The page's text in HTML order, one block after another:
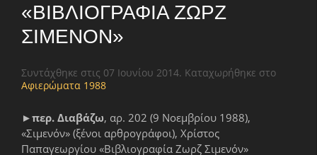
«ΒΙΒΛΙΟΓΡΑΦΊΑ ΖΩΡΖ
ΣΙΜΕΝΌΝ»
Συντάχθηκε στις 07 Ιουνίου 2014. Καταχωρήθηκε στο
Αφιερώματα 1988
►περ. Διαβάζω, αρ. 202 (9 Νοεμβρίου 1988),
«Σιμενόν» (ξένοι αρθρογράφοι), Χρίστος
Παπαγεωργίου «Βιβλιογραφία Ζωρζ Σιμενόν»